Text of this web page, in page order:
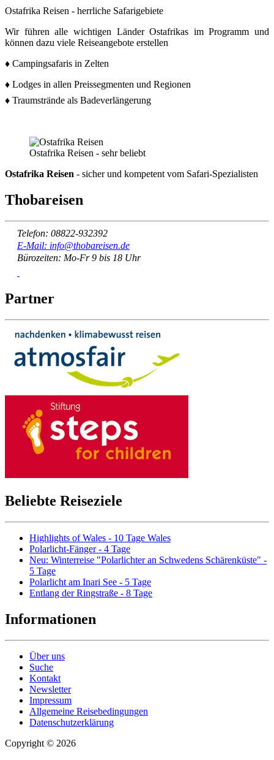
Ostafrika Reisen - herrliche Safarigebiete
Wir führen alle wichtigen Länder Ostafrikas im Programm und
können dazu viele Reiseangebote erstellen
♦ Campingsafaris in Zelten
♦ Lodges in allen Preissegmenten und Regionen
♦ Traumstrände als Badeverlängerung
Ostafrika Reisen - sehr beliebt
Ostafrika Reisen - sicher und kompetent vom Safari-Spezialisten
Thobareisen
Telefon: 08822-932392
E-Mail: info@thobareisen.de
Bürozeiten: Mo-Fr 9 bis 18 Uhr
Partner
Beliebte Reiseziele
Highlights of Wales - 10 Tage Wales
Polarlicht-Fänger - 4 Tage
Neu: Winterreise "Polarlichter an Schwedens Schärenküste" -
5 Tage
Polarlicht am Inari See - 5 Tage
Entlang der Ringstraße - 8 Tage
Informationen
Über uns
Suche
Kontakt
Newsletter
Impressum
Allgemeine Reisebedingungen
Datenschutzerklärung
Copyright © 2026